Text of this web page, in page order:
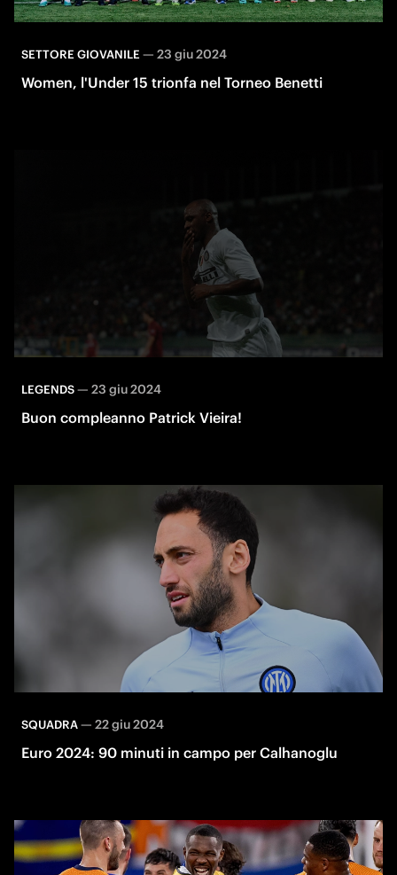
SETTORE GIOVANILE— 23 giu 2024
Women, l'Under 15 trionfa nel Torneo Benetti
LEGENDS— 23 giu 2024
Buon compleanno Patrick Vieira!
SQUADRA— 22 giu 2024
Euro 2024: 90 minuti in campo per Calhanoglu